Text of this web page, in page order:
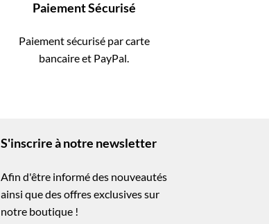
Paiement Sécurisé
Paiement sécurisé par carte
bancaire et PayPal.
S'inscrire à notre newsletter
Afin d'être informé des nouveautés
ainsi que des offres exclusives sur
notre boutique !